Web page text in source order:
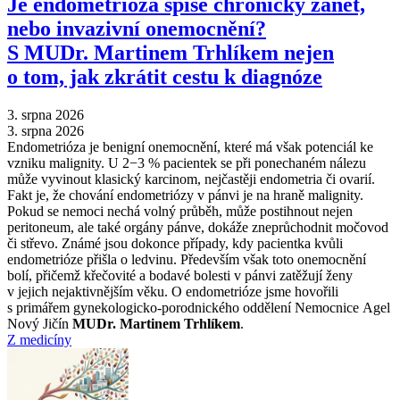
nebo invazivní onemocnění?
S MUDr. Martinem Trhlíkem nejen
o tom, jak zkrátit cestu k diagnóze
3. srpna 2026
3. srpna 2026
Endometrióza je benigní onemocnění, které má však potenciál ke
vzniku malignity. U 2−3 % pacientek se při ponechaném nálezu
může vyvinout klasický karcinom, nejčastěji endometria či ovarií.
Fakt je, že chování endometriózy v pánvi je na hraně malignity.
Pokud se nemoci nechá volný průběh, může postihnout nejen
peritoneum, ale také orgány pánve, dokáže zneprůchodnit močovod
či střevo. Známé jsou dokonce případy, kdy pacientka kvůli
endometrióze přišla o ledvinu. Především však toto onemocnění
bolí, přičemž křečovité a bodavé bolesti v pánvi zatěžují ženy
v jejich nejaktivnějším věku. O endometrióze jsme hovořili
s primářem gynekologicko-porodnického oddělení Nemocnice Agel
Nový Jičín MUDr. Martinem Trhlíkem.
Z medicíny